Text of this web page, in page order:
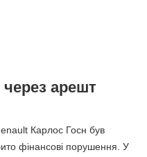
арешт
Карлос Госн був
фінансові порушення. У